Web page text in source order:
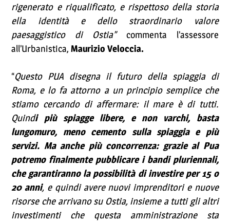
rigenerato e riqualificato, e rispettoso della storia
ella identità e dello straordinario valore
paesaggistico di Ostia” commenta l’assessore
all’Urbanistica,Maurizio Veloccia.
“Questo PUA disegna il futuro della spiaggia di
Roma, e lo fa attorno a un principio semplice che
stiamo cercando di affermare: il mare è di tutti.
Quindi più spiagge libere, e non varchi, basta
lungomuro, meno cemento sulla spiaggia e più
servizi. Ma anche più concorrenza: grazie al Pua
potremo finalmente pubblicare i bandi pluriennali,
che garantiranno la possibilità di investire per 15 o
20 anni, e quindi avere nuovi imprenditori e nuove
risorse che arrivano su Ostia, insieme a tutti gli altri
investimenti che questa amministrazione sta